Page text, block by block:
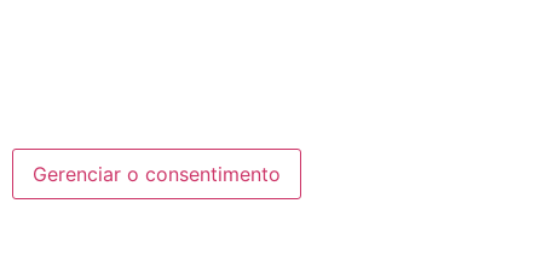
Gerenciar o consentimento